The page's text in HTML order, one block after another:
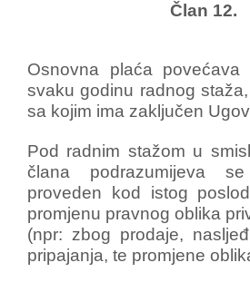
Član 12.
Osnovna plaća
svaku godinu radnog
sa kojim ima zaključen
Pod radnim stažom u
člana podrazumijeva
proveden kod istog
promjenu pravnog oblika
(npr: zbog prodaje,
pripajanja, te promjene